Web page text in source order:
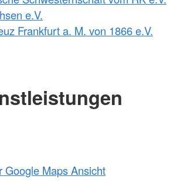
e.V.
Frankfurt a. M. von 1866 e.V.
Google Maps Ansicht